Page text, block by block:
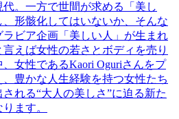
。一方で世間が求める「美し
形骸化してはいないか、そんな
ビア企画「美しい人」が生まれ
えば女性の若さとボディを売り
女性であるKaori Oguriさんをプ
、豊かな人生経験を持つ女性たち
れる“大人の美しさ”に迫る新た
ます。